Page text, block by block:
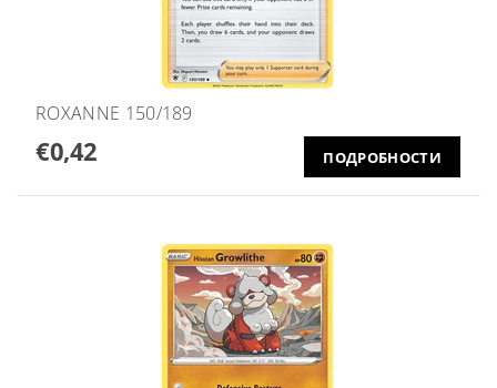
ROXANNE 150/189
€0,42 ПОДРОБНОСТИ